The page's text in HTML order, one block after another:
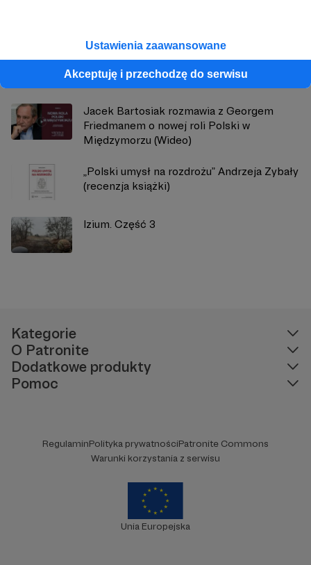
Ustawienia zaawansowane
Akceptuję i przechodzę do serwisu
Zobacz również
Jacek Bartosiak rozmawia z Georgem
Friedmanem o nowej roli Polski w
Międzymorzu (Wideo)
„Polski umysł na rozdrożu” Andrzeja Zybały
(recenzja książki)
Izium. Część 3
Kategorie
O Patronite
Dodatkowe produkty
Pomoc
RegulaminPolityka prywatnościPatronite Commons
Warunki korzystania z serwisu
Unia Europejska